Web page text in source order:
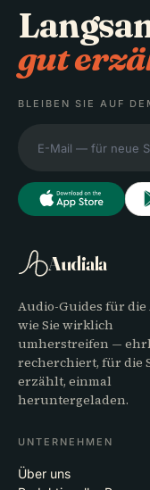
gut
BLEIBEN SIE AUF
Audiala
Audio-Guides für die
wie Sie wirklich
umherstreifen —
recherchiert, für die
erzählt, einmal
heruntergeladen.
UNTERNEHMEN
Über uns